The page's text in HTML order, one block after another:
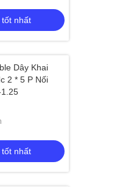
tốt nhất
Dây Khai
2 * 5 P Nối
tốt nhất